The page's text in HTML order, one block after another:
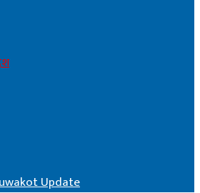
Update